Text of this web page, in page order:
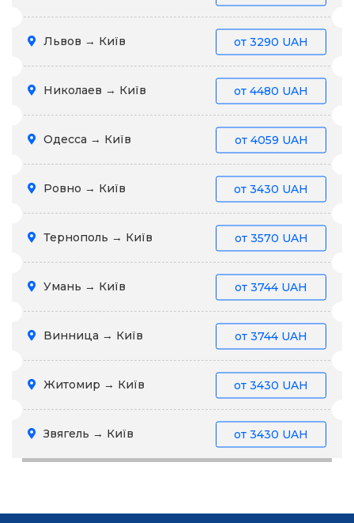
Львов → Київ от 3290 UAH
Николаев → Київ от 4480 UAH
Одесса → Київ от 4059 UAH
Ровно → Київ от 3430 UAH
Тернополь → Київ от 3570 UAH
Умань → Київ от 3744 UAH
Винница → Київ от 3744 UAH
Житомир → Київ от 3430 UAH
Звягель → Київ от 3430 UAH